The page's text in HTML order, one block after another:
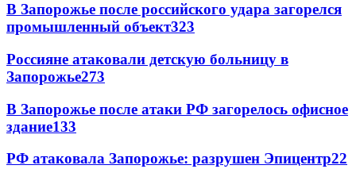
В Запорожье после российского удара загорелся
промышленный объект323
Россияне атаковали детскую больницу в
Запорожье273
В Запорожье после атаки РФ загорелось офисное
здание133
РФ атаковала Запорожье: разрушен Эпицентр22